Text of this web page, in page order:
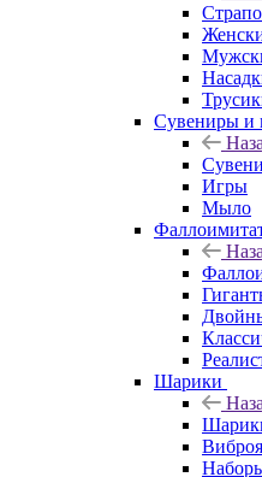
Сувениры и
Игры
Мыло
Шарики